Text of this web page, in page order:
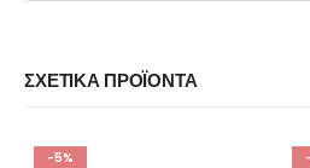
ΣΧΕΤΙΚΆ ΠΡΟΪΌΝΤΑ
-5%